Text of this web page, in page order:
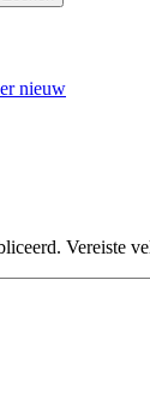
nieuw
Vereiste